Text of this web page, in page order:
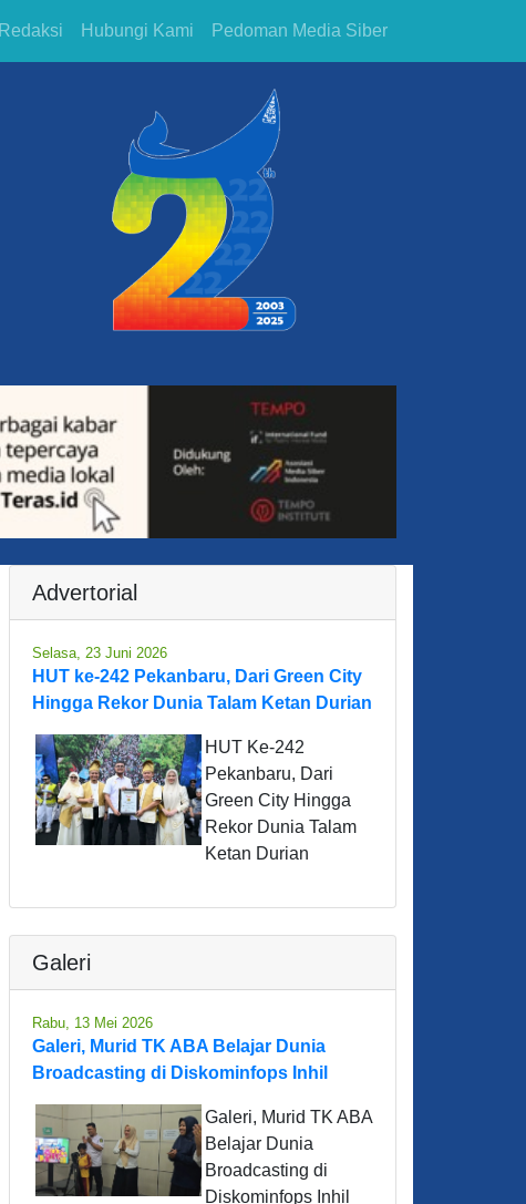
Redaksi Hubungi Kami Pedoman Media Siber
Advertorial
Selasa, 23 Juni 2026
HUT ke-242 Pekanbaru, Dari Green City
Hingga Rekor Dunia Talam Ketan Durian
HUT Ke-242
Pekanbaru, Dari
Green City Hingga
Rekor Dunia Talam
Ketan Durian
Galeri
Rabu, 13 Mei 2026
Galeri, Murid TK ABA Belajar Dunia
Broadcasting di Diskominfops Inhil
Galeri, Murid TK ABA
Belajar Dunia
Broadcasting di
Diskominfops Inhil